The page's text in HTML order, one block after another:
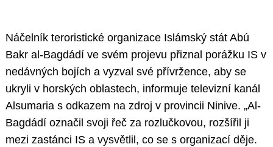
Náčelník teroristické organizace Islámský stát Abú
Bakr al-Bagdádí ve svém projevu přiznal porážku IS v
nedávných bojích a vyzval své přívržence, aby se
ukryli v horských oblastech, informuje televizní kanál
Alsumaria s odkazem na zdroj v provincii Ninive. „Al-
Bagdádí označil svoji řeč za rozlučkovou, rozšířil ji
mezi zastánci IS a vysvětlil, co se s organizací děje.